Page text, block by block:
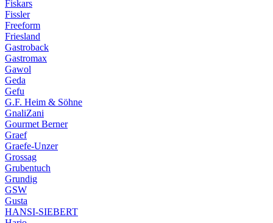
Fiskars
Fissler
Freeform
Friesland
Gastroback
Gastromax
Gawol
Geda
Gefu
G.F. Heim & Söhne
GnaliZani
Gourmet Berner
Graef
Graefe-Unzer
Grossag
Grubentuch
Grundig
GSW
Gusta
HANSI-SIEBERT